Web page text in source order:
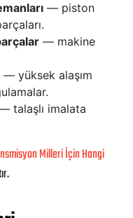
— piston
— makine
— yüksek alaşım
talaşlı imalata
Milleri İçin Hangi